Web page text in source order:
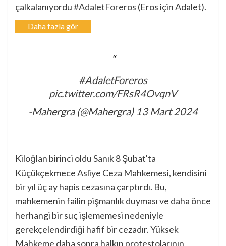
çalkalanıyordu#AdaletForeros (Eros için Adalet).
Daha fazla gör
#AdaletForeros
pic.twitter.com/FRsR4OvqnV
-Mahergra (@Mahergra) 13 Mart 2024
Kiloğlan birinci olduSanık8 Şubat'ta
Küçükçekmece Asliye Ceza Mahkemesi, kendisini
bir yıl üç ay hapis cezasına çarptırdı. Bu,
mahkemenin failin pişmanlık duyması ve daha önce
herhangi bir suç işlememesi nedeniyle
gerekçelendirdiği hafif bir cezadır. Yüksek
Mahkeme daha sonra halkın protestolarının